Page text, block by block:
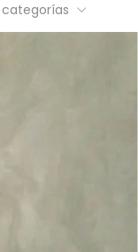
categorías